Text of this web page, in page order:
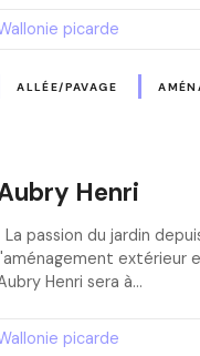
picarde
ALLÉE/PAVAGE
Henri
La passion du jardin
l'aménagement extérieur
Henri sera à…
picarde